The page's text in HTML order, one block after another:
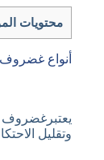
محتويات
أنواع غضروف
يعتبرغضروف
وتقليل